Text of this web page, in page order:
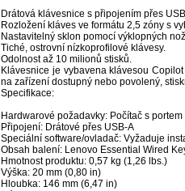
Drátová klávesnice s připojením přes
Rozložení kláves ve formátu 2,5 zóny s
Nastavitelný sklon pomocí výklopných
Tiché, ostrovní nízkoprofilové klávesy.
Odolnost až 10 milionů stisků.
Klávesnice je vybavena klávesou
na zařízení dostupný nebo povolený,
Specifikace:
Hardwarové požadavky: Počítač s portem
Připojení: Drátové přes USB-A
Speciální software/ovladač: Vyžaduje
Obsah balení: Lenovo Essential Wired
Hmotnost produktu: 0,57 kg (1,26 lbs.)
Výška: 20 mm (0,80 in)
Hloubka: 146 mm (6,47 in)